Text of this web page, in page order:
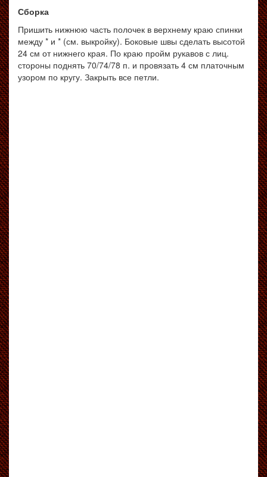
Сборка
Пришить нижнюю часть полочек в верхнему краю спинки
между * и * (см. выкройку). Боковые швы сделать высотой
24 см от нижнего края. По краю пройм рукавов с лиц.
стороны поднять 70/74/78 п. и провязать 4 см платочным
узором по кругу. Закрыть все петли.